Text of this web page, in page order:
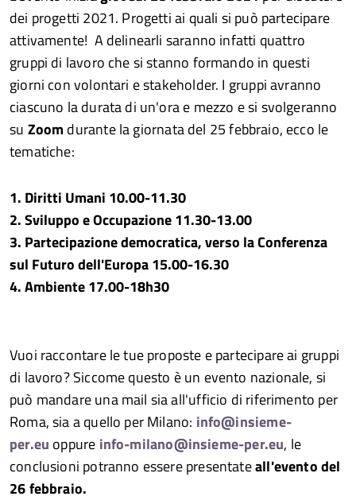
dei progetti 2021. Progetti ai quali si può partecipare
attivamente! A delinearli saranno infatti quattro
gruppi di lavoro che si stanno formando in questi
giorni con volontari e stakeholder. I gruppi avranno
ciascuno la durata di un'ora e mezzo e si svolgeranno
su Zoom durante la giornata del 25 febbraio, ecco le
tematiche:
1. Diritti Umani 10.00-11.30
2. Sviluppo e Occupazione 11.30-13.00
3. Partecipazione democratica, verso la Conferenza
sul Futuro dell'Europa 15.00-16.30
4. Ambiente 17.00-18h30
Vuoi raccontare le tue proposte e partecipare ai gruppi
di lavoro? Siccome questo è un evento nazionale, si
può mandare una mail sia all'ufficio di riferimento per
Roma, sia a quello per Milano: info@insieme-
per.eu oppure info-milano@insieme-per.eu, le
conclusioni potranno essere presentateall'evento del
26 febbraio.